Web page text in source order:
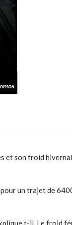
et son froid
un trajet de
t-il. Le froid